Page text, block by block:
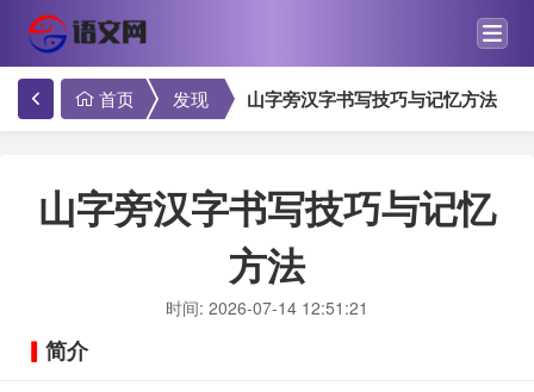
首页 发现 山字旁汉字书写技巧与记忆方法
山字旁汉字书写技巧与记忆
方法
时间: 2026-07-14 12:51:21
简介